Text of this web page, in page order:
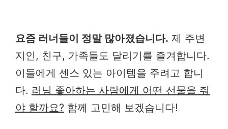
요즘 러너들이 정말 많아졌습니다. 제 주변
지인, 친구, 가족들도 달리기를 즐겨합니다.
이들에게 센스 있는 아이템을 주려고 합니
다. 러닝 좋아하는 사람에게 어떤 선물을 줘
야 할까요? 함께 고민해 보겠습니다!